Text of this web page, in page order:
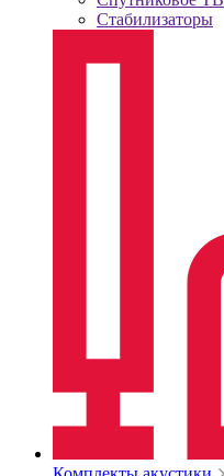
Стабилизаторы